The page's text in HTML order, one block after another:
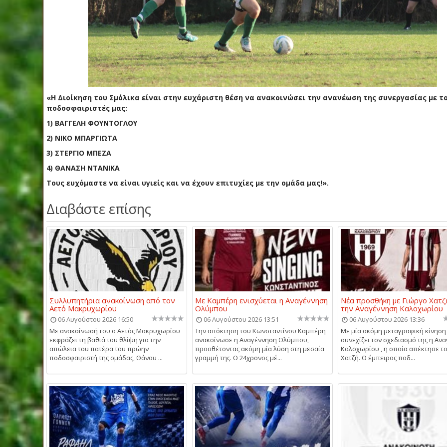
«Η Διοίκηση του Σμόλικα είναι στην ευχάριστη θέση να ανακοινώσει την ανανέωση της συνεργασίας με
ποδοσφαιριστές μας:
1) ΒΑΓΓΕΛΗ ΦΟΥΝΤΟΓΛΟΥ
2) ΝΙΚΟ ΜΠΑΡΓΙΩΤΑ
3) ΣΤΕΡΓΙΟ ΜΠΕΖΑ
4) ΘΑΝΑΣΗ ΝΤΑΝΙΚΑ
Τους ευχόμαστε να είναι υγιείς και να έχουν επιτυχίες με την ομάδα μας!».
Διαβάστε επίσης
Συλλυπητήρια ανακοίνωση από τον
Αετό Μακρυχωρίου
06 Αυγούστου 2026 16:50
Με ανακοίνωσή του ο Αετός Μακρυχωρίου
εκφράζει τη βαθιά του θλίψη για την
απώλεια του πατέρα του πρώην
ποδοσφαιριστή της ομάδας, Θάνου ...
Με Καμπέρη ενισχύεται η Αναγέννηση
Ολύμπου
06 Αυγούστου 2026 13:51
Την απόκτηση του Κωνσταντίνου Καμπέρη
ανακοίνωσε η Αναγέννηση Ολύμπου,
προσθέτοντας ακόμη μία λύση στη μεσαία
γραμμή της. Ο 24χρονος μέ...
Νέα προσθήκη με Γιώργο
την Αναγέννηση Καλοχωρίου
06 Αυγούστου 2026 13:36
Με μία ακόμη μεταγραφική κίνηση
συνεχίζει τον σχεδιασμό της η
Καλοχωρίου , η οποία απέκτησε
Χατζή. Ο έμπειρος ποδ...